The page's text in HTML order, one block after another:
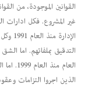
القوانين الموجودة، من
غير المشروع. فكل ادارات
التدقيق بملفاتهم. اما
العام
الذين اجروا التزامات